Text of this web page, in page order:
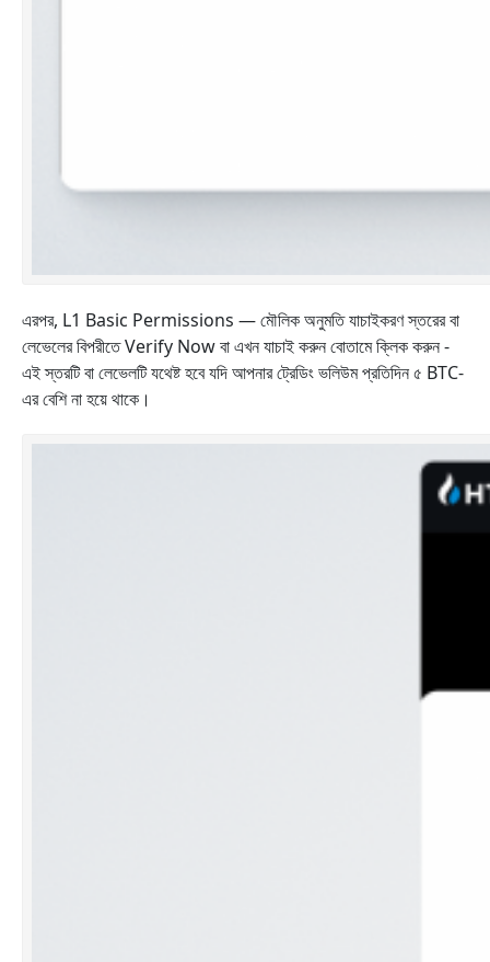
এরপর, L1 Basic Permissions — মৌলিক অনুমতি যাচাইকরণ স্তরের বা
লেভেলের বিপরীতে Verify Now বা এখন যাচাই করুন বোতামে ক্লিক করুন -
এই স্তরটি বা লেভেলটি যথেষ্ট হবে যদি আপনার ট্রেডিং ভলিউম প্রতিদিন ৫ BTC-
এর বেশি না হয়ে থাকে।